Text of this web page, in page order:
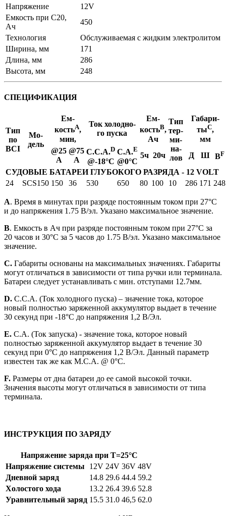
Напряжение
12V
Емкость при C20,
Ач
450
Технология
Обслуживаемая с жидким электролитом
Ширина, мм
171
Длина, мм
286
Высота, мм
248
СПЕЦИФИКАЦИЯ
Тип
по
BCI
Мо­
дель
Ем­
костьA,
мин,
Ток хо­лод­но­
го пус­ка
Ем­
костьB,
Ач
Тип
тер­
ми­
на­
лов
Га­ба­ри­
тыC,
мм
@25
A
@75
A
C.C.A.D
@-18°С
C.A.E
@0°С
5ч 20ч Д Ш ВF
СУДОВЫЕ БАТАРЕИ ГЛУБОКОГО РАЗРЯДА - 12 VOLT
24
SCS150 150 36 530 650 80 100 10 286 171 248
А. Время в минутах при разряде постоянным током при 27°C
и до напряжения 1.75 В/эл. Указано максимальное значение.
B. Емкость в Ач при разряде постоянным током при 27°C за
20 часов и 30°C за 5 часов до 1.75 В/эл. Указано максимальное
значение.
C. Габариты основаны на максимальных значениях. Габариты
могут отличаться в зависимости от типа ручки или терминала.
Батареи следует устанавливать с мин. отступами 12.7мм.
D. C.C.A. (Ток холодного пуска) – значение тока, которое
новый полностью заряженной аккумулятор выдает в течение
30 секунд при -18°С до напряжения 1,2 В/Эл.
E. C.A. (Ток запуска) - значение тока, которое новый
полностью заряженной аккумулятор выдает в течение 30
секунд при 0°С до напряжения 1,2 В/Эл. Данный параметр
известен так же как M.C.A. @ 0°С.
F. Размеры от дна батареи до ее самой высокой точки.
Значения высоты могут отличаться в зависимости от типа
терминала.
ИНСТРУКЦИЯ ПО ЗАРЯДУ
Напряжение заряда при Т=25°C
Напряжение системы
12V 24V 36V 48V
Дневной заряд
14.8 29.6 44.4 59.2
Холостого хода
13.2 26.4 39.6 52.8
Уравнительный заряд 15.5 31.0 46,5 62.0